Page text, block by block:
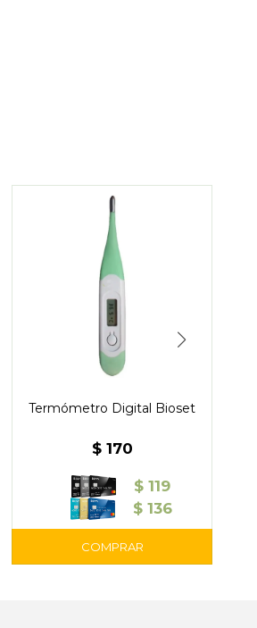
Termómetro Digital Bioset
$ 170
$ 119
$ 136